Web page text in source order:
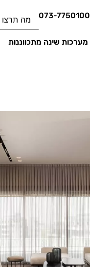
073-7750100
מערכות שינה מתכווננות